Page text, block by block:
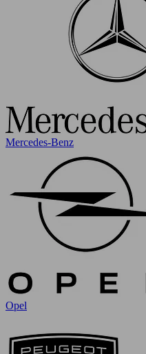
Mercedes-Benz
Opel